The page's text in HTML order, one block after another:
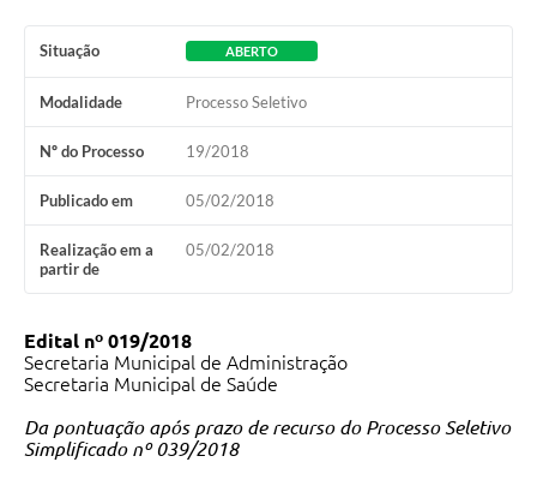
Situação ABERTO
Modalidade Processo Seletivo
Nº do Processo 19/2018
Publicado em 05/02/2018
Realização em a
partir de
05/02/2018
Edital nº 019/2018
Secretaria Municipal de Administração
Secretaria Municipal de Saúde
Da pontuação após prazo de recurso do Processo Seletivo
Simplificado nº 039/2018